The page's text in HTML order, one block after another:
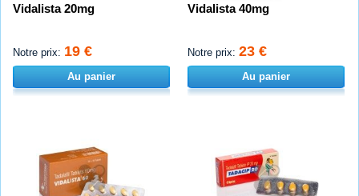
Vidalista 20mg
Notre prix: 19 €
Au panier
Vidalista 40mg
Notre prix: 23 €
Au panier